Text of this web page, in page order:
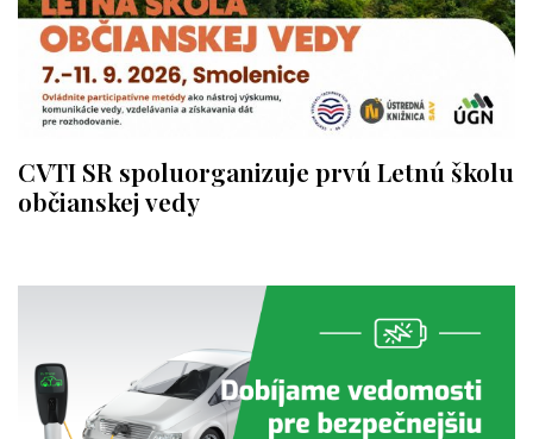
CVTI SR spoluorganizuje prvú Letnú školu
občianskej vedy